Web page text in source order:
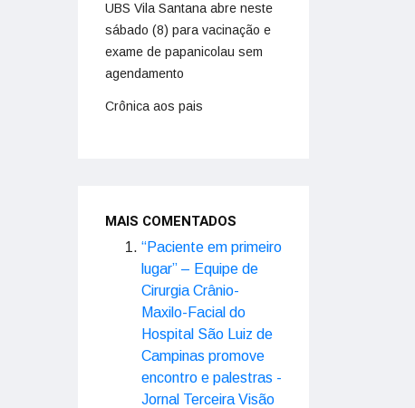
UBS Vila Santana abre neste
sábado (8) para vacinação e
exame de papanicolau sem
agendamento
Crônica aos pais
MAIS COMENTADOS
“Paciente em primeiro
lugar” – Equipe de
Cirurgia Crânio-
Maxilo-Facial do
Hospital São Luiz de
Campinas promove
encontro e palestras -
Jornal Terceira Visão